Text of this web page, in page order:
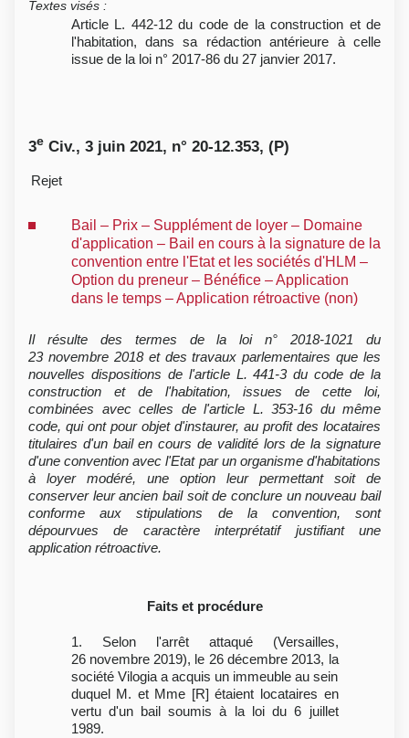
Textes visés :
Article L. 442-12 du code de la construction et de
l'habitation, dans sa rédaction antérieure à celle
issue de la loi n° 2017-86 du 27 janvier 2017.
3e Civ., 3 juin 2021, n° 20-12.353, (P)
Rejet
Bail – Prix – Supplément de loyer – Domaine
d'application – Bail en cours à la signature de la
convention entre l'Etat et les sociétés d'HLM –
Option du preneur – Bénéfice – Application
dans le temps – Application rétroactive (non)
Il résulte des termes de la loi n° 2018-1021 du
23 novembre 2018 et des travaux parlementaires que les
nouvelles dispositions de l'article L. 441-3 du code de la
construction et de l'habitation, issues de cette loi,
combinées avec celles de l'article L. 353-16 du même
code, qui ont pour objet d'instaurer, au profit des locataires
titulaires d'un bail en cours de validité lors de la signature
d'une convention avec l'Etat par un organisme d'habitations
à loyer modéré, une option leur permettant soit de
conserver leur ancien bail soit de conclure un nouveau bail
conforme aux stipulations de la convention, sont
dépourvues de caractère interprétatif justifiant une
application rétroactive.
Faits et procédure
1. Selon l'arrêt attaqué (Versailles,
26 novembre 2019), le 26 décembre 2013, la
société Vilogia a acquis un immeuble au sein
duquel M. et Mme [R] étaient locataires en
vertu d'un bail soumis à la loi du 6 juillet
1989.